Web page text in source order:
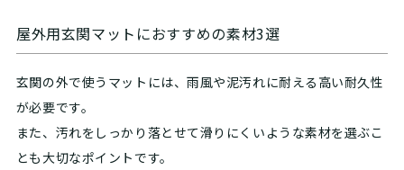
屋外用玄関マットにおすすめの素材3選
玄関の外で使うマットには、雨風や泥汚れに耐える高い耐久性
が必要です。
また、汚れをしっかり落とせて滑りにくいような素材を選ぶこ
とも大切なポイントです。